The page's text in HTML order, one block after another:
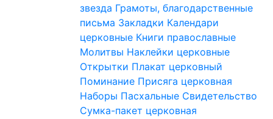
звезда Грамоты, благодарственные
письма Закладки Календари
церковные Книги православные
Молитвы Наклейки церковные
Открытки Плакат церковный
Поминание Присяга церковная
Наборы Пасхальные Свидетельство
Сумка-пакет церковная